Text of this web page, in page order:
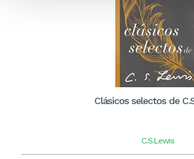
Clásicos selectos de
C.S.Lewis